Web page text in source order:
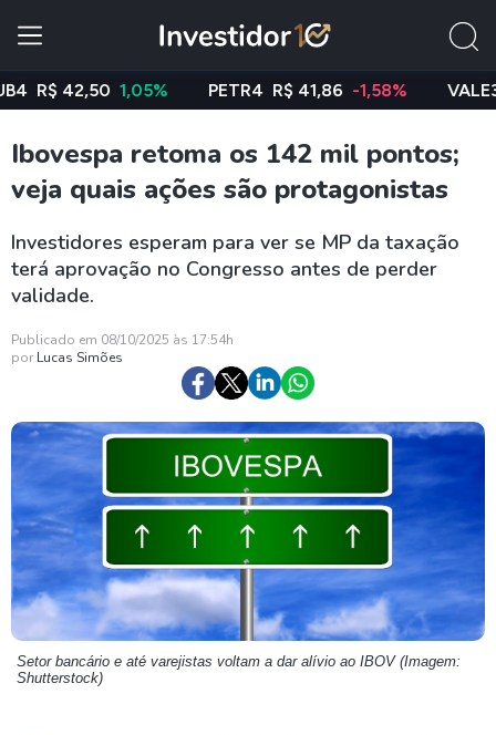
42,50 1,05% PETR4 R$ 41,86 -1,58% VALE3 R$
Ibovespa retoma os 142 mil pontos;
veja quais ações são protagonistas
Investidores esperam para ver se MP da taxação
terá aprovação no Congresso antes de perder
validade.
Publicado em 08/10/2025 às 17:54h
por Lucas Simões
Setor bancário e até varejistas voltam a dar alívio ao IBOV (Imagem:
Shutterstock)